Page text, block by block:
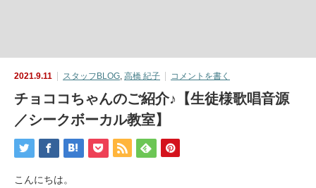
2021.9.11 スタッフBLOG, 高橋 紀子 コメントを書く
チョココちゃんのご紹介♪【生徒様歌唱音源
／シークボーカル教室】
こんにちは。